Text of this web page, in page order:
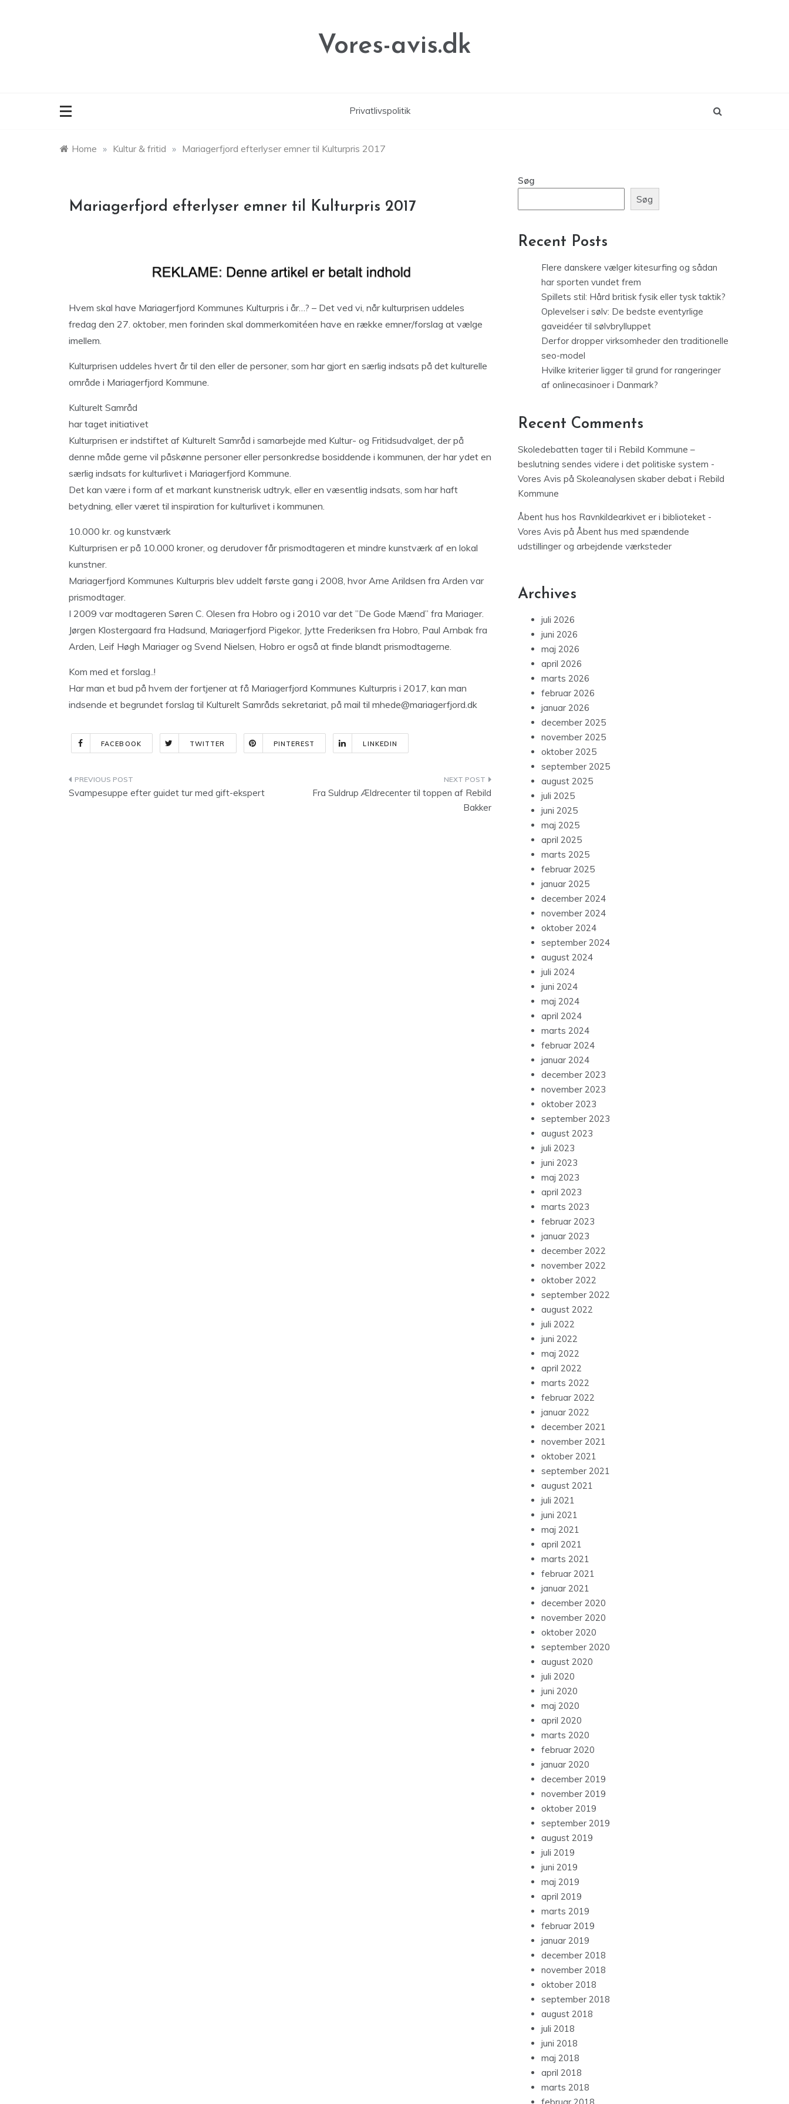
Vores-avis.dk
Privatlivspolitik
Home » Kultur & fritid » Mariagerfjord efterlyser emner til Kulturpris 2017
Mariagerfjord efterlyser emner til Kulturpris 2017
Hvem skal have Mariagerfjord Kommunes Kulturpris i år…? – Det ved vi, når kulturprisen uddeles
fredag den 27. oktober, men forinden skal dommerkomitéen have en række emner/forslag at vælge
imellem.
Kulturprisen uddeles hvert år til den eller de personer, som har gjort en særlig indsats på det kulturelle
område i Mariagerfjord Kommune.
Kulturelt Samråd
har taget initiativet
Kulturprisen er indstiftet af Kulturelt Samråd i samarbejde med Kultur- og Fritidsudvalget, der på
denne måde gerne vil påskønne personer eller personkredse bosiddende i kommunen, der har ydet en
særlig indsats for kulturlivet i Mariagerfjord Kommune.
Det kan være i form af et markant kunstnerisk udtryk, eller en væsentlig indsats, som har haft
betydning, eller været til inspiration for kulturlivet i kommunen.
10.000 kr. og kunstværk
Kulturprisen er på 10.000 kroner, og derudover får prismodtageren et mindre kunstværk af en lokal
kunstner.
Mariagerfjord Kommunes Kulturpris blev uddelt første gang i 2008, hvor Arne Arildsen fra Arden var
prismodtager.
I 2009 var modtageren Søren C. Olesen fra Hobro og i 2010 var det ”De Gode Mænd” fra Mariager.
Jørgen Klostergaard fra Hadsund, Mariagerfjord Pigekor, Jytte Frederiksen fra Hobro, Paul Arnbak fra
Arden, Leif Høgh Mariager og Svend Nielsen, Hobro er også at finde blandt prismodtagerne.
Kom med et forslag..!
Har man et bud på hvem der fortjener at få Mariagerfjord Kommunes Kulturpris i 2017, kan man
indsende et begrundet forslag til Kulturelt Samråds sekretariat, på mail til mhede@mariagerfjord.dk
FACEBOOK TWITTER PINTEREST LINKEDIN
Indlægsnavigation
Svampesuppe efter guidet tur med gift-ekspert
Fra Suldrup Ældrecenter til toppen af Rebild
Bakker
Søg
Søg
Recent Posts
Flere danskere vælger kitesurfing og sådan
har sporten vundet frem
Spillets stil: Hård britisk fysik eller tysk taktik?
Oplevelser i sølv: De bedste eventyrlige
gaveidéer til sølvbrylluppet
Derfor dropper virksomheder den traditionelle
seo-model
Hvilke kriterier ligger til grund for rangeringer
af onlinecasinoer i Danmark?
Recent Comments
Skoledebatten tager til i Rebild Kommune –
beslutning sendes videre i det politiske system -
Vores Avis på Skoleanalysen skaber debat i Rebild
Kommune
Åbent hus hos Ravnkildearkivet er i biblioteket -
Vores Avis på Åbent hus med spændende
udstillinger og arbejdende værksteder
Archives
juli 2026
juni 2026
maj 2026
april 2026
marts 2026
februar 2026
januar 2026
december 2025
november 2025
oktober 2025
september 2025
august 2025
juli 2025
juni 2025
maj 2025
april 2025
marts 2025
februar 2025
januar 2025
december 2024
november 2024
oktober 2024
september 2024
august 2024
juli 2024
juni 2024
maj 2024
april 2024
marts 2024
februar 2024
januar 2024
december 2023
november 2023
oktober 2023
september 2023
august 2023
juli 2023
juni 2023
maj 2023
april 2023
marts 2023
februar 2023
januar 2023
december 2022
november 2022
oktober 2022
september 2022
august 2022
juli 2022
juni 2022
maj 2022
april 2022
marts 2022
februar 2022
januar 2022
december 2021
november 2021
oktober 2021
september 2021
august 2021
juli 2021
juni 2021
maj 2021
april 2021
marts 2021
februar 2021
januar 2021
december 2020
november 2020
oktober 2020
september 2020
august 2020
juli 2020
juni 2020
maj 2020
april 2020
marts 2020
februar 2020
januar 2020
december 2019
november 2019
oktober 2019
september 2019
august 2019
juli 2019
juni 2019
maj 2019
april 2019
marts 2019
februar 2019
januar 2019
december 2018
november 2018
oktober 2018
september 2018
august 2018
juli 2018
juni 2018
maj 2018
april 2018
marts 2018